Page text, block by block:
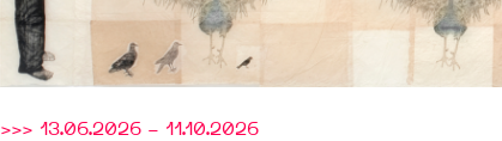
>>> 13.06.2026 - 11.10.2026